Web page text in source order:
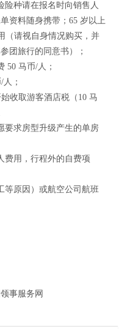
险种请在报名时向销售人
资料随身携带；65 岁以上
（请视自身情况购买，并
团旅行的同意书）；
50 马币/人；
；
收取游客酒店税（10 马
要求房型升级产生的单房
费用，行程外的自费项
等原因）或航空公司航班
事服务网